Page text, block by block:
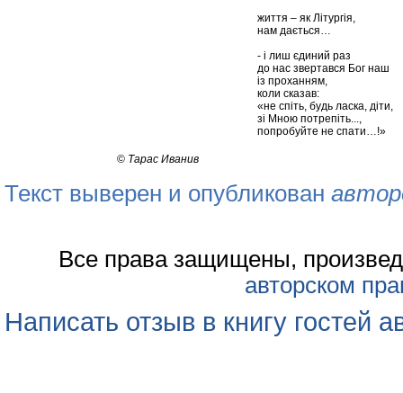
життя – як Літургія,
нам дається…
- і лиш єдиний раз
до нас звертався Бог наш
із проханням,
коли сказав:
«не спіть, будь ласка, діти,
зі Мною потрепіть...,
попробуйте не спати…!»
© Тарас Иванив
Текст выверен и опубликован
Все права защищены,
авторском
Написать отзыв в книгу гостей